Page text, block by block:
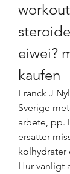
eiwei?
kaufen
Franck J
Sverige
arbete, pp.
ersatter
kolhydrater
Hur vanligt